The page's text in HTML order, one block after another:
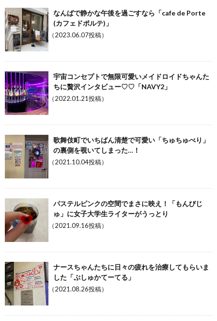
なんばで静かな午後を過ごすなら「cafe de Porte
(カフェドポルテ)」
（2023.06.07投稿）
宇宙コンセプトで無限可愛いメイドロイドちゃんた
ちに贅沢インタビュー♡♡「NAVY2」
（2022.01.21投稿）
歌舞伎町でいちばん清楚で可愛い「ちゅちゅべり」
の裏側を覗いてしまった…！
（2021.10.04投稿）
パステルピンクの空間でまさに映え！「もんびじ
ゅ」に女子大学生ライターがうっとり
（2021.09.16投稿）
ナースちゃんたちに日々の疲れを治療してもらいま
した「ぷしゅかてーてる」
（2021.08.26投稿）